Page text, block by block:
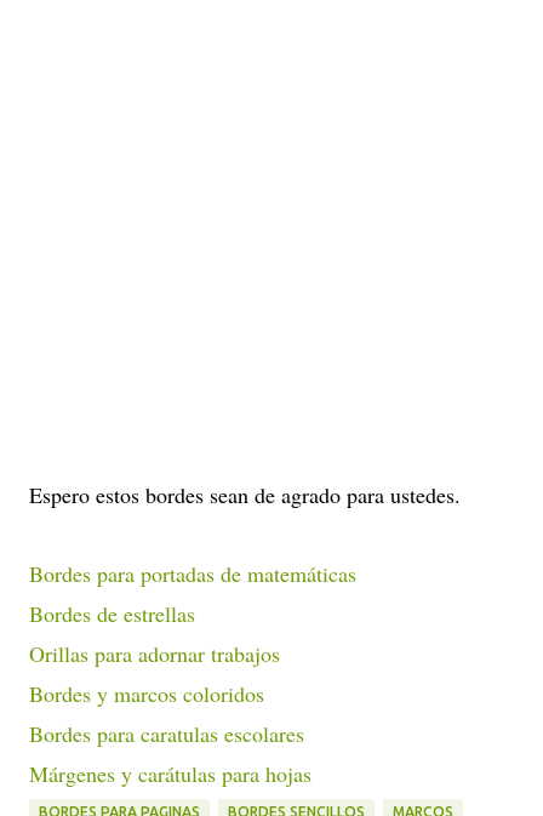
Espero estos bordes sean de agrado para ustedes.
Bordes para portadas de matemáticas
Bordes de estrellas
Orillas para adornar trabajos
Bordes y marcos coloridos
Bordes para caratulas escolares
Márgenes y carátulas para hojas
BORDES PARA PAGINAS BORDES SENCILLOS MARCOS